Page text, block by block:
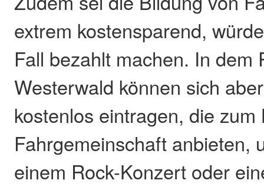
extrem kostensparend,
Fall bezahlt machen. In dem
Westerwald können sich
kostenlos eintragen, die zum
Fahrgemeinschaft anbieten,
einem Rock-Konzert oder